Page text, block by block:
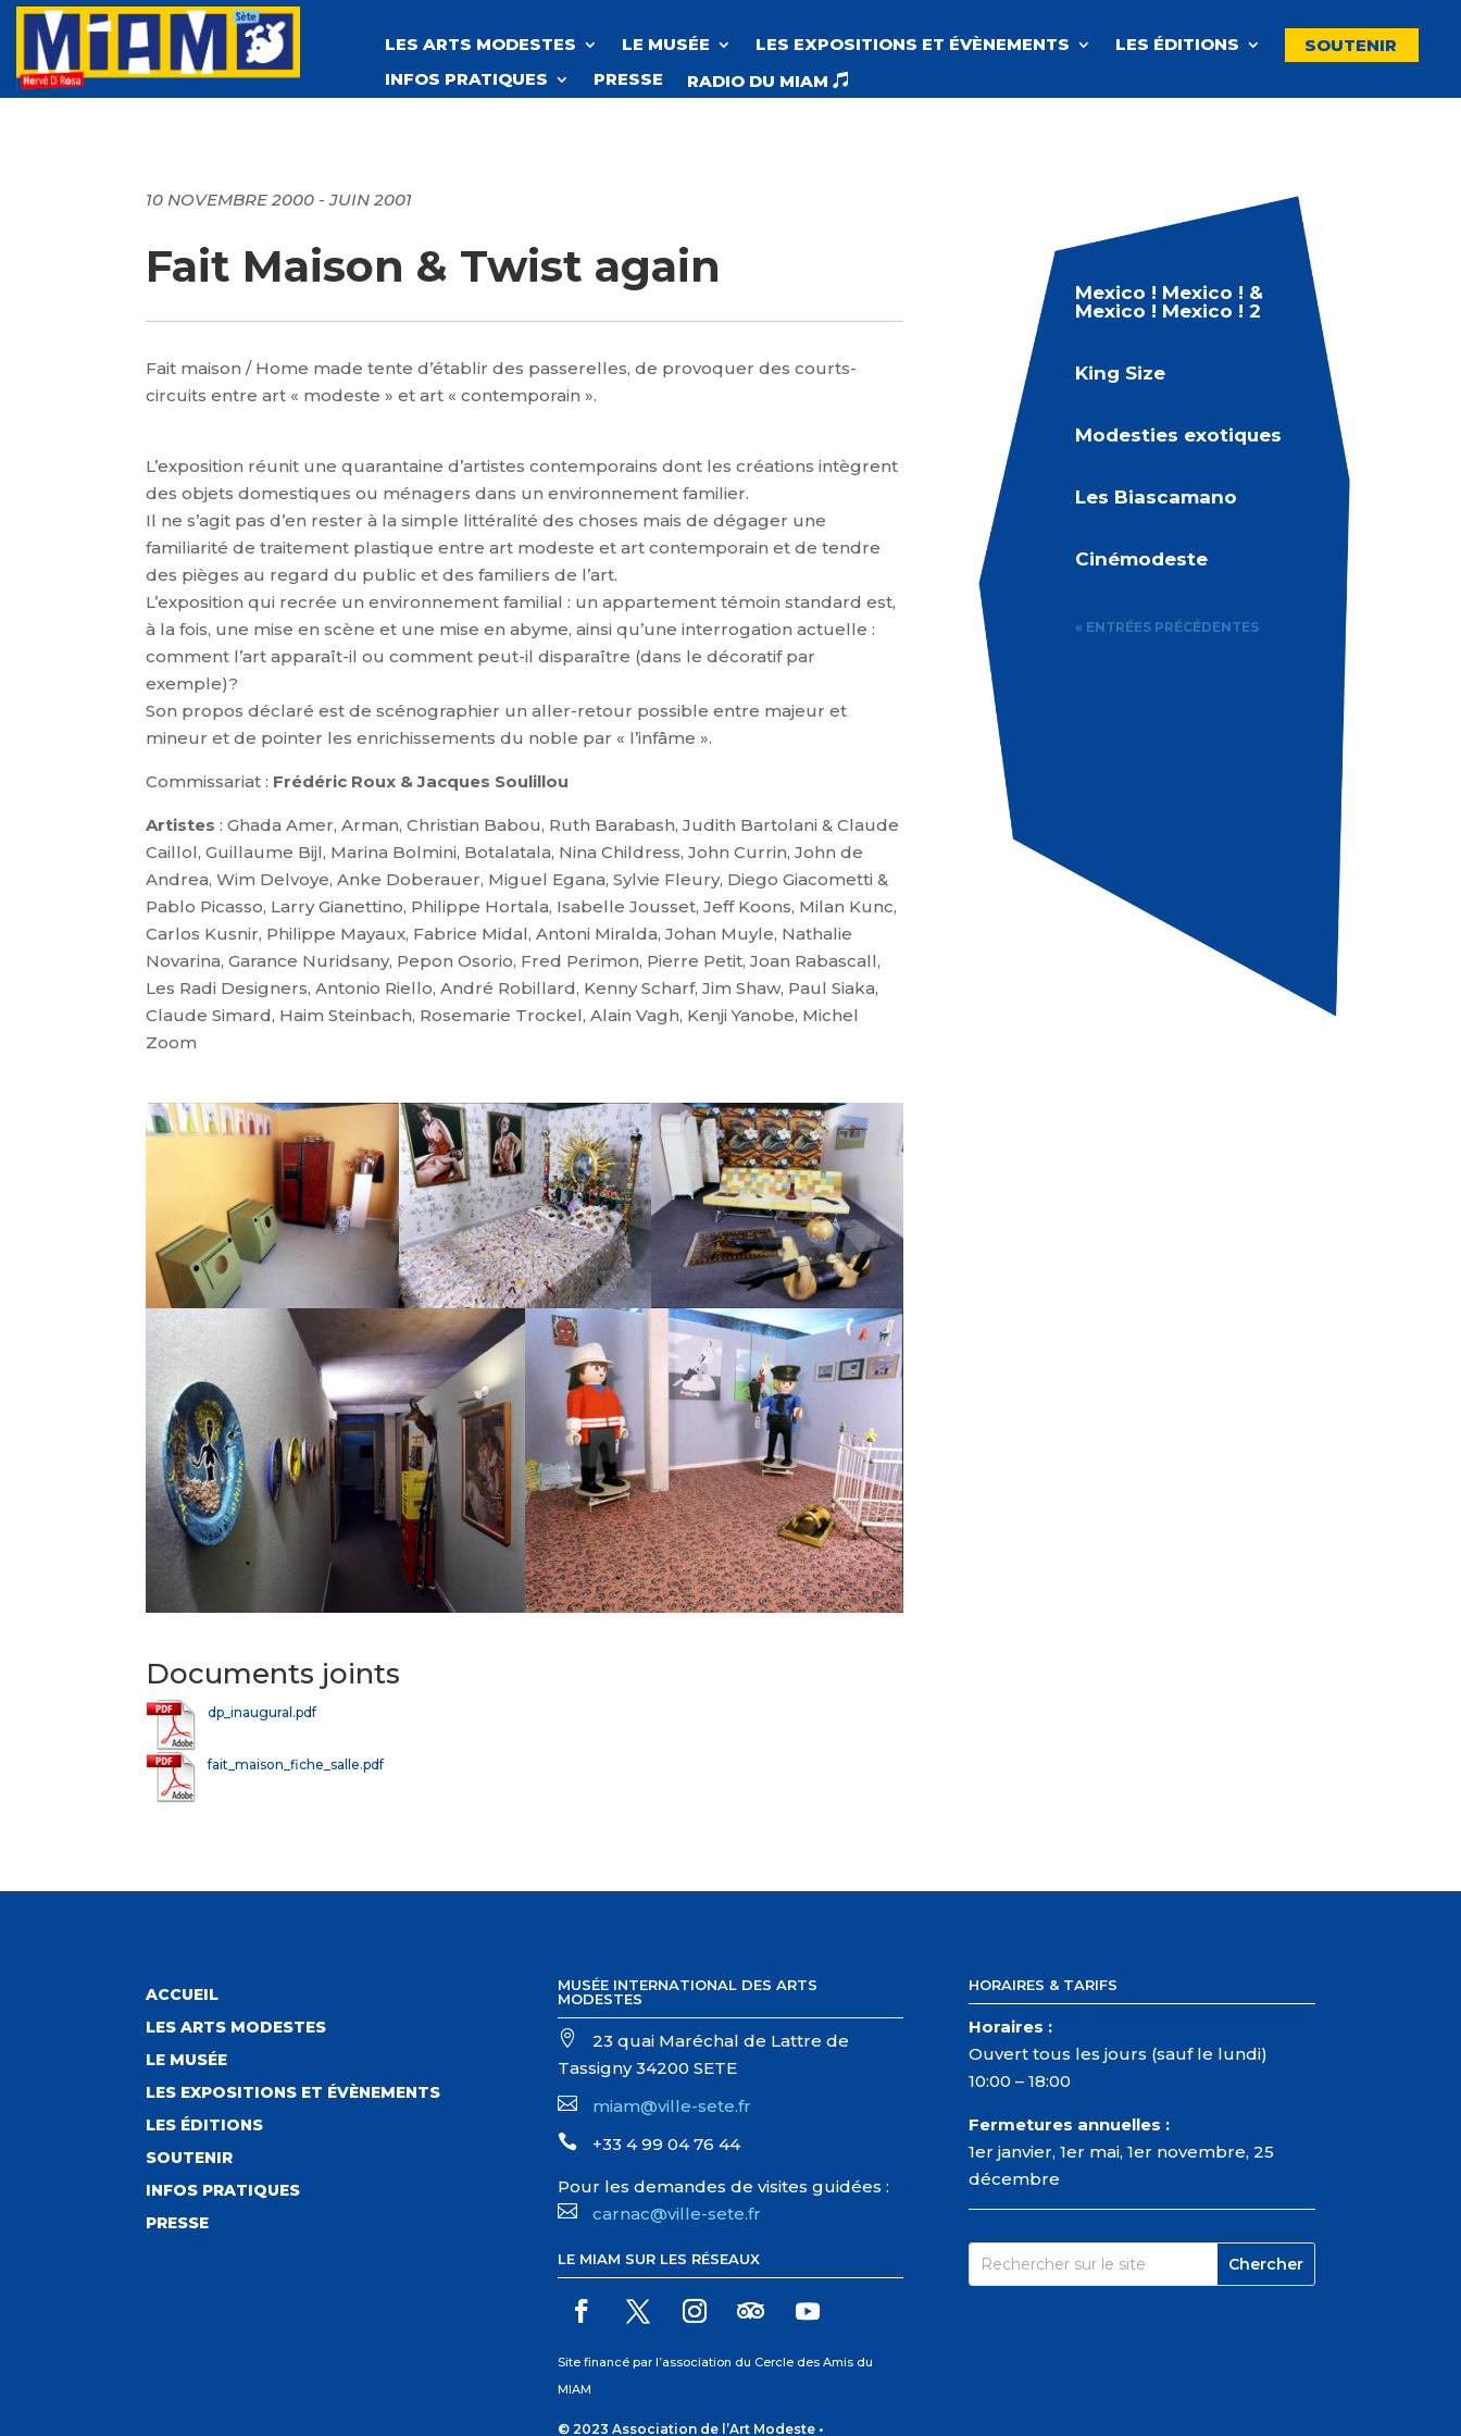
LES ARTS MODESTES LE MUSÉE LES EXPOSITIONS ET ÉVÈNEMENTS LES ÉDITIONS
SOUTENIR
INFOS PRATIQUES
PRESSE RADIO DU MIAM
10 NOVEMBRE 2000 - JUIN 2001
Fait Maison & Twist again
Fait maison / Home made tente d’établir des passerelles, de provoquer des courts-
circuits entre art « modeste » et art « contemporain ».
L’exposition réunit une quarantaine d’artistes contemporains dont les créations intègrent
des objets domestiques ou ménagers dans un environnement familier.
Il ne s’agit pas d’en rester à la simple littéralité des choses mais de dégager une
familiarité de traitement plastique entre art modeste et art contemporain et de tendre
des pièges au regard du public et des familiers de l’art.
L’exposition qui recrée un environnement familial : un appartement témoin standard est,
à la fois, une mise en scène et une mise en abyme, ainsi qu’une interrogation actuelle :
comment l’art apparaît-il ou comment peut-il disparaître (dans le décoratif par
exemple)?
Son propos déclaré est de scénographier un aller-retour possible entre majeur et
mineur et de pointer les enrichissements du noble par « l’infâme ».
Commissariat : Frédéric Roux & Jacques Soulillou
Artistes : Ghada Amer, Arman, Christian Babou, Ruth Barabash, Judith Bartolani & Claude
Caillol, Guillaume Bijl, Marina Bolmini, Botalatala, Nina Childress, John Currin, John de
Andrea, Wim Delvoye, Anke Doberauer, Miguel Egana, Sylvie Fleury, Diego Giacometti &
Pablo Picasso, Larry Gianettino, Philippe Hortala, Isabelle Jousset, Jeff Koons, Milan Kunc,
Carlos Kusnir, Philippe Mayaux, Fabrice Midal, Antoni Miralda, Johan Muyle, Nathalie
Novarina, Garance Nuridsany, Pepon Osorio, Fred Perimon, Pierre Petit, Joan Rabascall,
Les Radi Designers, Antonio Riello, André Robillard, Kenny Scharf, Jim Shaw, Paul Siaka,
Claude Simard, Haim Steinbach, Rosemarie Trockel, Alain Vagh, Kenji Yanobe, Michel
Zoom
Documents joints
dp_inaugural.pdf
fait_maison_fiche_salle.pdf
Mexico ! Mexico ! &
Mexico ! Mexico ! 2
King Size
Modesties exotiques
Les Biascamano
Cinémodeste
« ENTRÉES PRÉCÉDENTES
ACCUEIL
LES ARTS MODESTES
LE MUSÉE
LES EXPOSITIONS ET ÉVÈNEMENTS
LES ÉDITIONS
SOUTENIR
INFOS PRATIQUES
PRESSE
MUSÉE INTERNATIONAL DES ARTS
MODESTES

23 quai Maréchal de Lattre de
Tassigny 34200 SETE
 miam@ville-sete.fr
 +33 4 99 04 76 44
Pour les demandes de visites guidées :
 carnac@ville-sete.fr
LE MIAM SUR LES RÉSEAUX
Site financé par l’association du Cercle des Amis du
MIAM
© 2023 Association de l’Art Modeste •
HORAIRES & TARIFS
Horaires :
Ouvert tous les jours (sauf le lundi)
10:00 – 18:00
Fermetures annuelles :
1er janvier, 1er mai, 1er novembre, 25
décembre